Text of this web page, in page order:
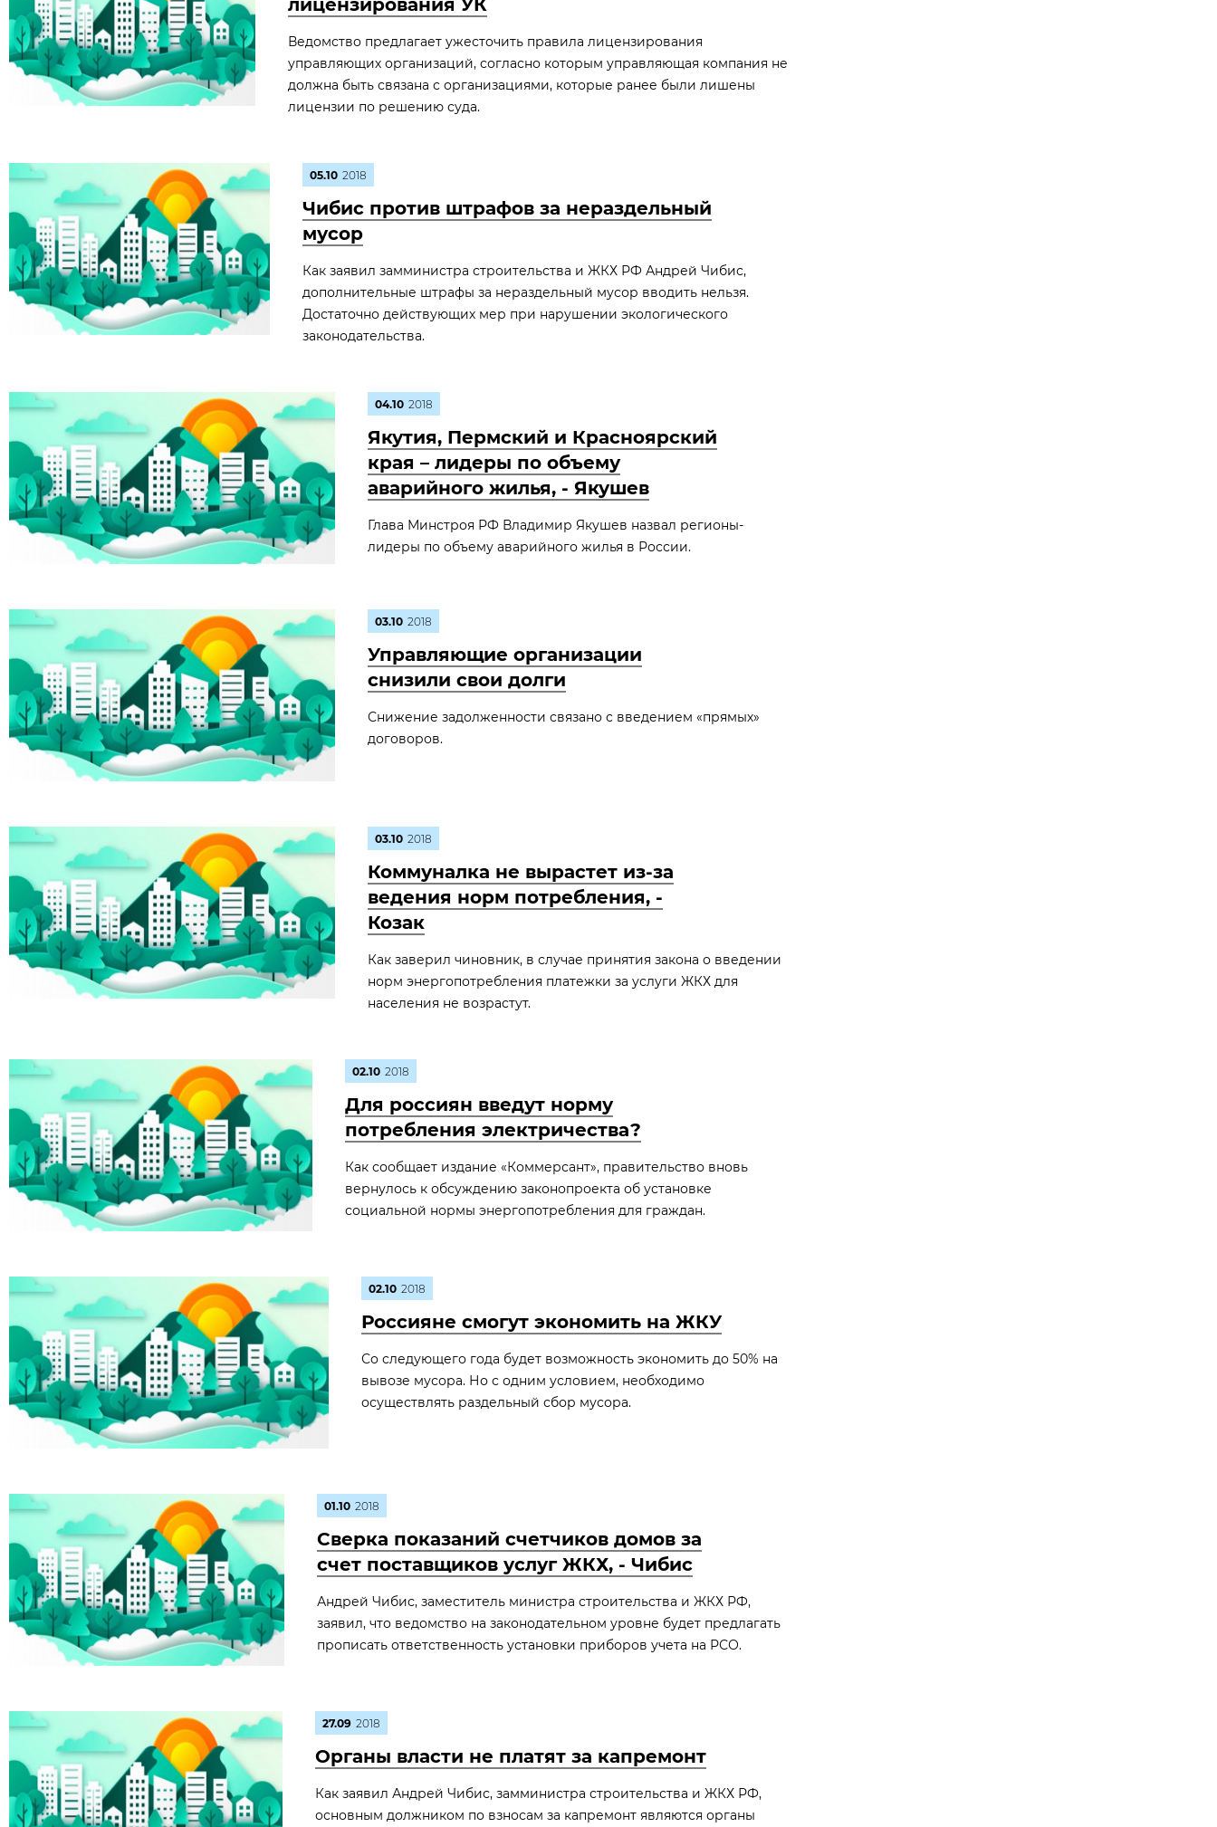
лицензирования УК
Ведомство предлагает ужесточить правила лицензирования
управляющих организаций, согласно которым управляющая компания не
должна быть связана с организациями, которые ранее были лишены
лицензии по решению суда.
05.10 2018
Чибис против штрафов за нераздельный
мусор
Как заявил замминистра строительства и ЖКХ РФ Андрей Чибис,
дополнительные штрафы за нераздельный мусор вводить нельзя.
Достаточно действующих мер при нарушении экологического
законодательства.
04.10 2018
Якутия, Пермский и Красноярский
края – лидеры по объему
аварийного жилья, - Якушев
Глава Минстроя РФ Владимир Якушев назвал регионы-
лидеры по объему аварийного жилья в России.
03.10 2018
Управляющие организации
снизили свои долги
Снижение задолженности связано с введением «прямых»
договоров.
03.10 2018
Коммуналка не вырастет из-за
ведения норм потребления, -
Козак
Как заверил чиновник, в случае принятия закона о введении
норм энергопотребления платежки за услуги ЖКХ для
населения не возрастут.
02.10 2018
Для россиян введут норму
потребления электричества?
Как сообщает издание «Коммерсант», правительство вновь
вернулось к обсуждению законопроекта об установке
социальной нормы энергопотребления для граждан.
02.10 2018
Россияне смогут экономить на ЖКУ
Со следующего года будет возможность экономить до 50% на
вывозе мусора. Но с одним условием, необходимо
осуществлять раздельный сбор мусора.
01.10 2018
Сверка показаний счетчиков домов за
счет поставщиков услуг ЖКХ, - Чибис
Андрей Чибис, заместитель министра строительства и ЖКХ РФ,
заявил, что ведомство на законодательном уровне будет предлагать
прописать ответственность установки приборов учета на РСО.
27.09 2018
Органы власти не платят за капремонт
Как заявил Андрей Чибис, замминистра строительства и ЖКХ РФ,
основным должником по взносам за капремонт являются органы